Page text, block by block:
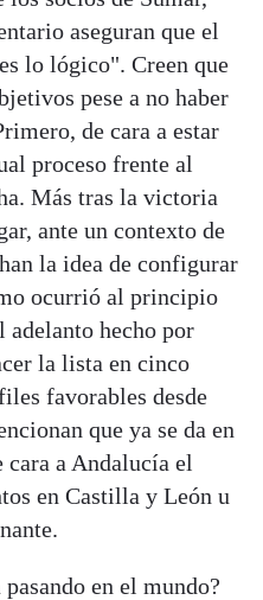
aseguran que el
lo lógico". Creen que
pese a no haber
de cara a estar
proceso frente al
Más tras la victoria
ante un contexto de
la idea de configurar
ocurrió al principio
adelanto hecho por
la lista en cinco
favorables desde
que ya se da en
a Andalucía el
en Castilla y León u
en el mundo?